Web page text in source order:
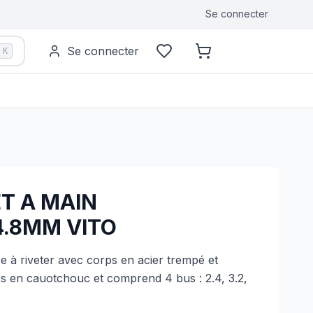
Se connecter
K Se connecter
A MAIN
VITO
à riveter avec corps en acier trempé et
en cauotchouc et comprend 4 bus : 2.4, 3.2,